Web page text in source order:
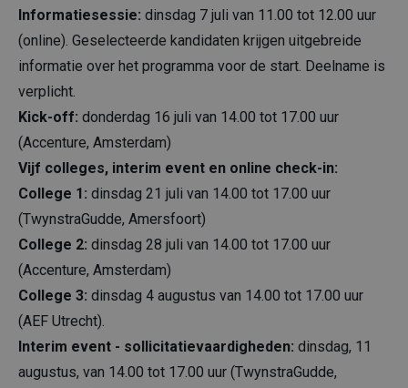
Informatiesessie: dinsdag 7 juli van 11.00 tot 12.00 uur
(online). Geselecteerde kandidaten krijgen uitgebreide
informatie over het programma voor de start. Deelname is
verplicht.
Kick-off: donderdag 16 juli van 14.00 tot 17.00 uur
(Accenture, Amsterdam)
Vijf colleges, interim event en online check-in:
College 1: dinsdag 21 juli van 14.00 tot 17.00 uur
(TwynstraGudde, Amersfoort)
College 2: dinsdag 28 juli van 14.00 tot 17.00 uur
(Accenture, Amsterdam)
College 3: dinsdag 4 augustus van 14.00 tot 17.00 uur
(AEF Utrecht).
Interim event - sollicitatievaardigheden: dinsdag, 11
augustus, van 14.00 tot 17.00 uur (TwynstraGudde,